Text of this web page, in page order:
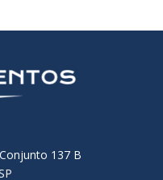
137 B